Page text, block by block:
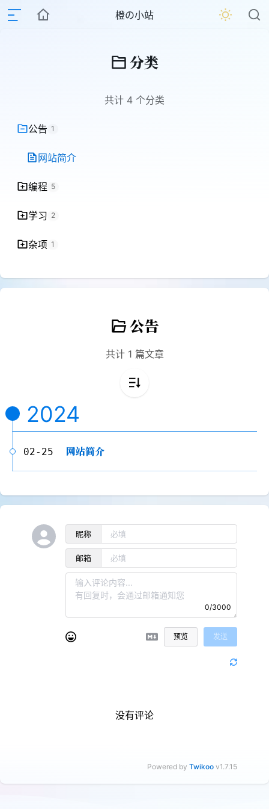
橙の小站
分类
共计 4 个分类
公告 1
网站简介
编程 5
学习 2
杂项 1
公告
共计 1 篇文章
2024
02-25 网站简介
昵称
邮箱
0/3000
预览 发送
没有评论
Powered by Twikoo v1.7.15